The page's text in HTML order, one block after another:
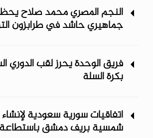
النجم المصري محمد صلاح
جماهيري حاشد في طرابزون
فريق الوحدة يحرز لقب الدوري
بكرة السلة
اتفاقيات سورية سعودية
شمسية ‏بريف دمشق باستطاعة 760